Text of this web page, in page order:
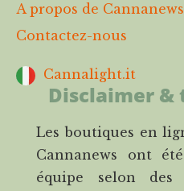
A propos de Cannanews
Contactez-nous
Cannalight.it
Disclaimer &
Les boutiques en
Cannanews ont
équipe selon des